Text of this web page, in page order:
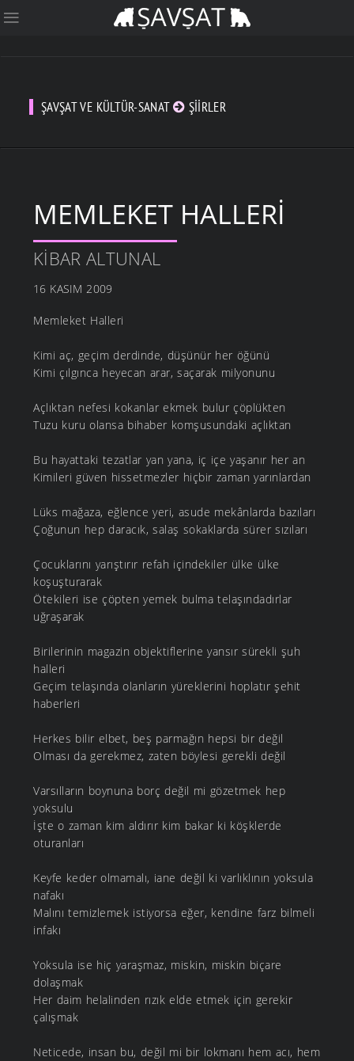
ŞAVŞAT VE KÜLTÜR-SANAT ŞIIRLER
MEMLEKET HALLERI
KIBAR ALTUNAL
16 KASIM 2009
Memleket Halleri
Kimi aç, geçim derdinde, düşünür her öğünü
Kimi çılgınca heyecan arar, saçarak milyonunu
Açlıktan nefesi kokanlar ekmek bulur çöplükten
Tuzu kuru olansa bihaber komşusundaki açlıktan
Bu hayattaki tezatlar yan yana, iç içe yaşanır her an
Kimileri güven hissetmezler hiçbir zaman yarınlardan
Lüks mağaza, eğlence yeri, asude mekânlarda bazıları
Çoğunun hep daracık, salaş sokaklarda sürer sızıları
Çocuklarını yarıştırır refah içindekiler ülke ülke
koşuşturarak
Ötekileri ise çöpten yemek bulma telaşındadırlar
uğraşarak
Birilerinin magazin objektiflerine yansır sürekli şuh
halleri
Geçim telaşında olanların yüreklerini hoplatır şehit
haberleri
Herkes bilir elbet, beş parmağın hepsi bir değil
Olması da gerekmez, zaten böylesi gerekli değil
Varsılların boynuna borç değil mi gözetmek hep
yoksulu
İşte o zaman kim aldırır kim bakar ki köşklerde
oturanları
Keyfe keder olmamalı, iane değil ki varlıklının yoksula
nafakı
Malını temizlemek istiyorsa eğer, kendine farz bilmeli
infakı
Yoksula ise hiç yaraşmaz, miskin, miskin biçare
dolaşmak
Her daim helalinden rızık elde etmek için gerekir
çalışmak
Neticede, insan bu, değil mi bir lokmanı hem acı, hem